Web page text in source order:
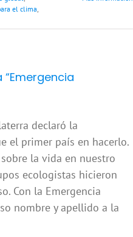
el clima,
declaró la
el primer país en hacerlo.
la vida en nuestro
ecologistas hicieron
Con la Emergencia
nombre y apellido a la